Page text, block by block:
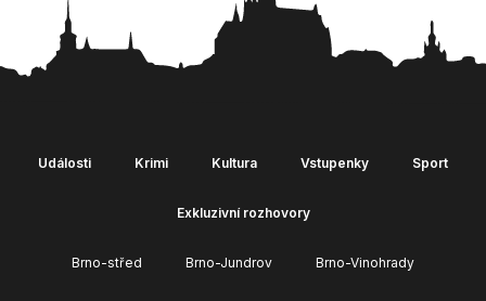
Události Krimi Kultura Vstupenky Sport
Exkluzivní rozhovory
Brno-střed Brno-Jundrov Brno-Vinohrady